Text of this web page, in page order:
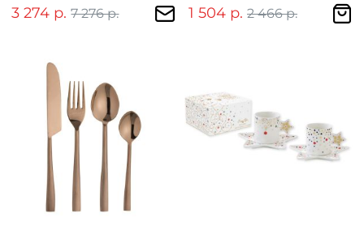
3 274 р. 7 276 р. 1 504 р. 2 466 р.